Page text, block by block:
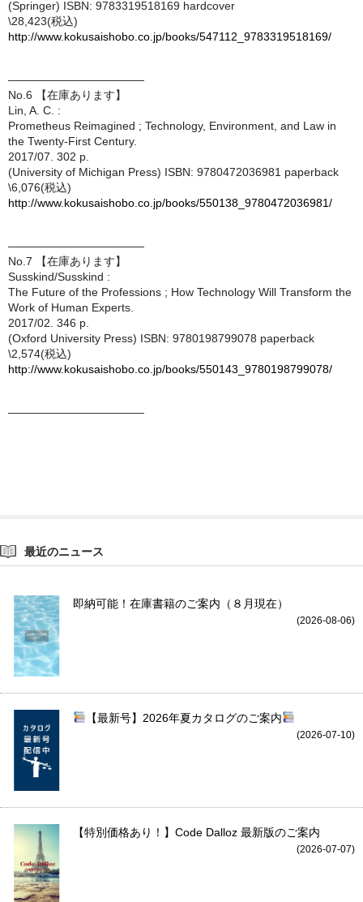
(Springer) ISBN: 9783319518169 hardcover
\28,423(税込)
http://www.kokusaishobo.co.jp/books/547112_9783319518169/
————————————
No.6 【在庫あります】
Lin, A. C. :
Prometheus Reimagined ; Technology, Environment, and Law in
the Twenty-First Century.
2017/07. 302 p.
(University of Michigan Press) ISBN: 9780472036981 paperback
\6,076(税込)
http://www.kokusaishobo.co.jp/books/550138_9780472036981/
————————————
No.7 【在庫あります】
Susskind/Susskind :
The Future of the Professions ; How Technology Will Transform the
Work of Human Experts.
2017/02. 346 p.
(Oxford University Press) ISBN: 9780198799078 paperback
\2,574(税込)
http://www.kokusaishobo.co.jp/books/550143_9780198799078/
————————————
最近のニュース
即納可能！在庫書籍のご案内（８月現在）
(2026-08-06)
【最新号】2026年夏カタログのご案内
(2026-07-10)
【特別価格あり！】Code Dalloz 最新版のご案内
(2026-07-07)